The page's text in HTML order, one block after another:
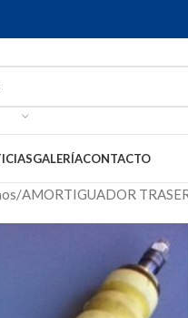
GALERÍACONTACTO
AMORTIGUADOR